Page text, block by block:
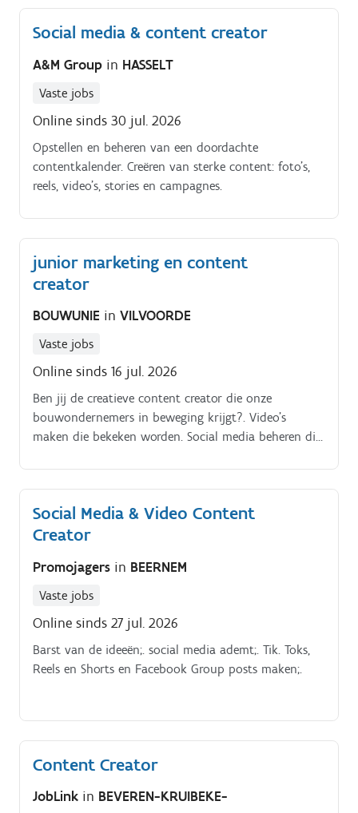
Social media & content creator
A&M Group in HASSELT
Vaste jobs
Online sinds 30 jul. 2026
Opstellen en beheren van een doordachte
contentkalender. Creëren van sterke content: foto's,
reels, video's, stories en campagnes.
junior marketing en content
creator
BOUWUNIE in VILVOORDE
Vaste jobs
Online sinds 16 jul. 2026
Ben jij de creatieve content creator die onze
bouwondernemers in beweging krijgt?. Video’s
maken die bekeken worden. Social media beheren die
Social Media & Video Content
Creator
Promojagers in BEERNEM
Vaste jobs
Online sinds 27 jul. 2026
Barst van de ideeën;. social media ademt;. Tik. Toks,
Reels en Shorts en Facebook Group posts maken;.
Content Creator
JobLink in BEVEREN-KRUIBEKE-